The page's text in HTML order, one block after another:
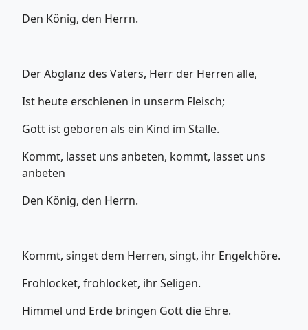
Den König, den Herrn.
Der Abglanz des Vaters, Herr der Herren alle,
Ist heute erschienen in unserm Fleisch;
Gott ist geboren als ein Kind im Stalle.
Kommt, lasset uns anbeten, kommt, lasset uns
anbeten
Den König, den Herrn.
Kommt, singet dem Herren, singt, ihr Engelchöre.
Frohlocket, frohlocket, ihr Seligen.
Himmel und Erde bringen Gott die Ehre.